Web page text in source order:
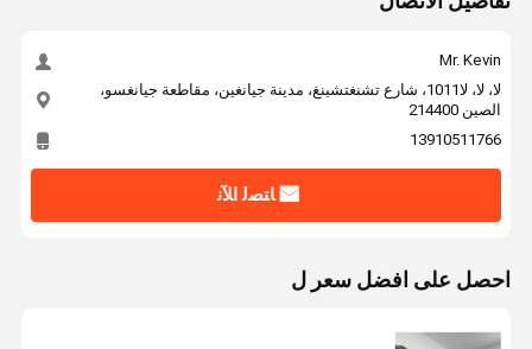
Mr. Kevin
لا، لا، لا1011، شارع تشنغتشينغ، مدينة جيانغين، مقاطعة جيانغسو،
الصين 214400
13910511766
ﺎﺘﺼﻟ ﺍﻶﻧ
احصل على افضل سعر ل